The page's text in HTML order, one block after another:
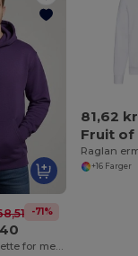
kr
-71%
T-skjorte med hette for menn og kvinner
81,62 kr
+16 Farger